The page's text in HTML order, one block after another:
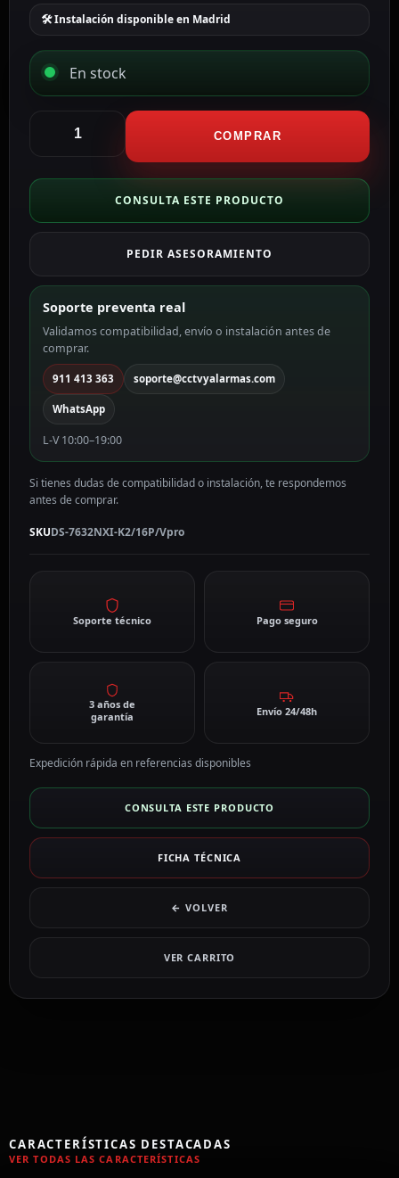
🛠 Instalación disponible en Madrid
En stock
grabador
32
IP
PoE
PRO
WiFi
DS-
7632NXI-
K2/16P/Vpro
cantidad
COMPRAR
CONSULTA ESTE PRODUCTO
PEDIR ASESORAMIENTO
Soporte preventa real
Validamos compatibilidad, envío o instalación antes de
comprar.
911 413 363 soporte@cctvyalarmas.com
WhatsApp
L-V 10:00–19:00
Si tienes dudas de compatibilidad o instalación, te respondemos
antes de comprar.
SKUDS-7632NXI-K2/16P/Vpro
Soporte técnico Pago seguro
3 años de
garantía
Envío 24/48h
Expedición rápida en referencias disponibles
CONSULTA ESTE PRODUCTO
FICHA TÉCNICA
← VOLVER
VER CARRITO
CARACTERÍSTICAS DESTACADAS
VER TODAS LAS CARACTERÍSTICAS